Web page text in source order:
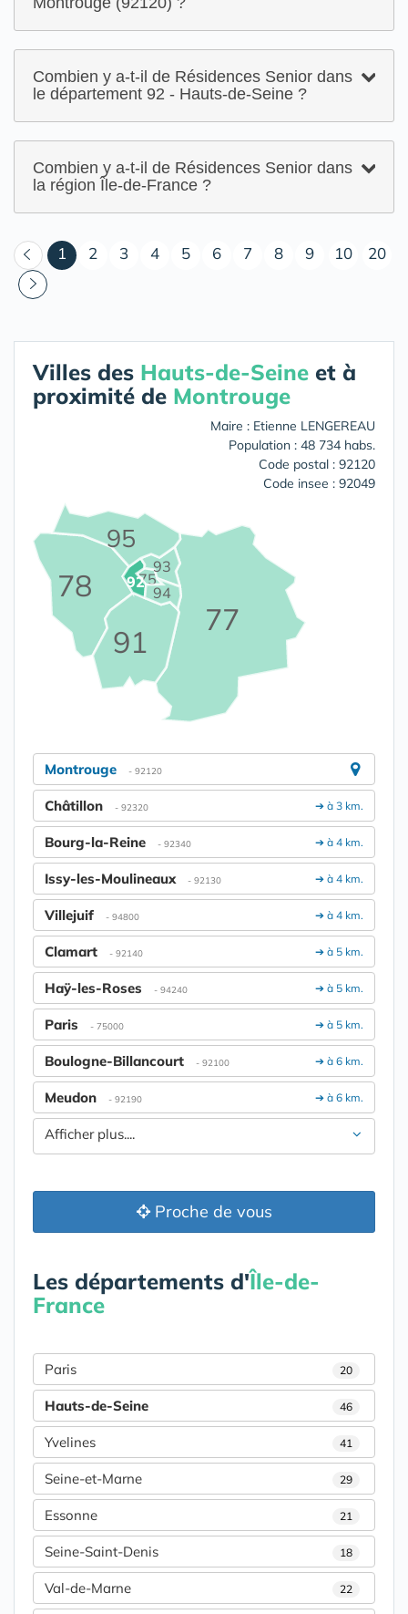
Combien y a-t-il de Résidences Senior dans
le département 92 - Hauts-de-Seine ?
Combien y a-t-il de Résidences Senior dans
la région Île-de-France ?
1 (courant)
2 3 4 5 6 7 8 9 10 20
Villes des Hauts-de-Seine et à
proximité de Montrouge
Maire : Etienne LENGEREAU
Population : 48 734 habs.
Code postal : 92120
Code insee : 92049
75
77
78
91
92
93
94
95
Montrouge - 92120
➔ à 3 km.
Châtillon - 92320
➔ à 4 km.
Bourg-la-Reine - 92340
➔ à 4 km.
Issy-les-Moulineaux - 92130
➔ à 4 km.
Villejuif - 94800
➔ à 5 km.
Clamart - 92140
➔ à 5 km.
Haÿ-les-Roses - 94240
➔ à 5 km.
Paris - 75000
➔ à 6 km.
Boulogne-Billancourt - 92100
➔ à 6 km.
Meudon - 92190
Afficher plus....
Proche de vous
Les départements d'Île-de-
France
Paris 20
Hauts-de-Seine 46
Yvelines 41
Seine-et-Marne 29
Essonne 21
Seine-Saint-Denis 18
Val-de-Marne 22